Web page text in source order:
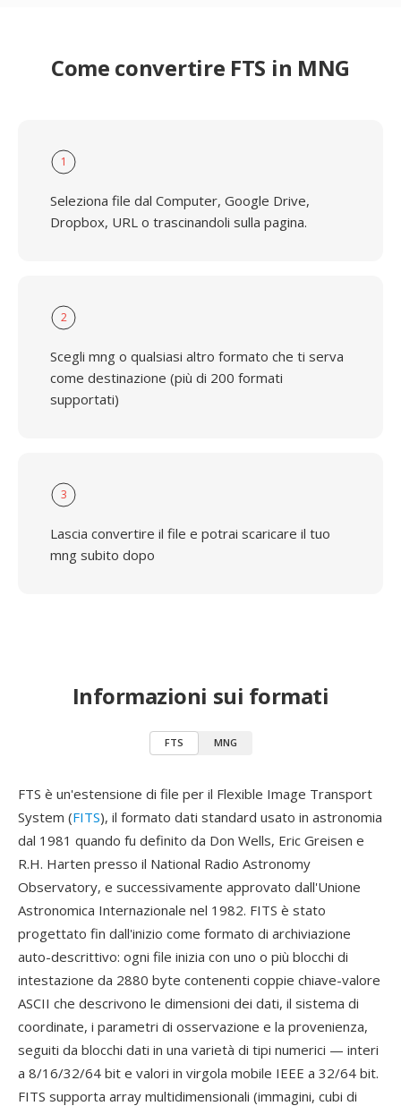
Come convertire FTS in MNG
1
Seleziona file dal Computer, Google Drive,
Dropbox, URL o trascinandoli sulla pagina.
2
Scegli mng o qualsiasi altro formato che ti serva
come destinazione (più di 200 formati
supportati)
3
Lascia convertire il file e potrai scaricare il tuo
mng subito dopo
Informazioni sui formati
FTS MNG
FTS è un'estensione di file per il Flexible Image Transport
System (FITS), il formato dati standard usato in astronomia
dal 1981 quando fu definito da Don Wells, Eric Greisen e
R.H. Harten presso il National Radio Astronomy
Observatory, e successivamente approvato dall'Unione
Astronomica Internazionale nel 1982. FITS è stato
progettato fin dall'inizio come formato di archiviazione
auto-descrittivo: ogni file inizia con uno o più blocchi di
intestazione da 2880 byte contenenti coppie chiave-valore
ASCII che descrivono le dimensioni dei dati, il sistema di
coordinate, i parametri di osservazione e la provenienza,
seguiti da blocchi dati in una varietà di tipi numerici — interi
a 8/16/32/64 bit e valori in virgola mobile IEEE a 32/64 bit.
FITS supporta array multidimensionali (immagini, cubi di